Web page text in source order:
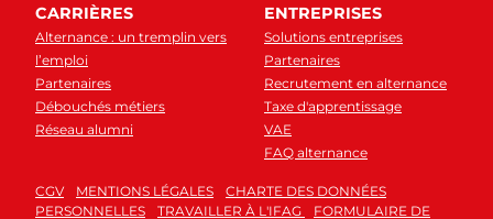
CARRIÈRES
Alternance : un tremplin vers
l’emploi
Partenaires
Débouchés métiers
Réseau alumni
ENTREPRISES
Solutions entreprises
Partenaires
Recrutement en alternance
Taxe d'apprentissage
VAE
FAQ alternance
CGV MENTIONS LÉGALES
CHARTE DES DONNÉES
PERSONNELLES
TRAVAILLER À L'IFAG FORMULAIRE DE